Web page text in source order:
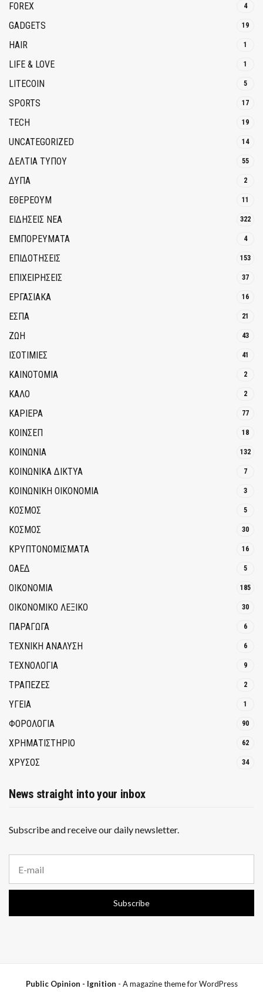
FOREX 4
GADGETS 19
HAIR 1
LIFE & LOVE 1
LITECOIN 5
SPORTS 17
TECH 19
UNCATEGORIZED 14
ΔΕΛΤΙΑ ΤΥΠΟΥ 55
ΔΥΠΑ 2
ΕΘΈΡΕΟΥΜ 11
ΕΙΔΗΣΕΙΣ ΝΕΑ 322
ΕΜΠΟΡΕΥΜΑΤΑ 4
ΕΠΙΔΟΤΗΣΕΙΣ 153
ΕΠΙΧΕΙΡΗΣΕΙΣ 37
ΕΡΓΑΣΙΑΚΑ 16
ΕΣΠΑ 21
ΖΩΗ 43
ΙΣΟΤΙΜΙΕΣ 41
ΚΑΙΝΟΤΟΜΊΑ 2
ΚΑΛΟ 2
ΚΑΡΙΕΡΑ 77
ΚΟΙΝΣΕΠ 18
ΚΟΙΝΩΝΙΑ 132
ΚΟΙΝΩΝΙΚΆ ΔΊΚΤΥΑ 7
ΚΟΙΝΩΝΙΚΉ ΟΙΚΟΝΟΜΊΑ 3
ΚΟΣΜΟΣ 5
ΚΟΣΜΟΣ 30
ΚΡΥΠΤΟΝΟΜΊΣΜΑΤΑ 16
ΟΑΕΔ 5
ΟΙΚΟΝΟΜΙΑ 185
ΟΙΚΟΝΟΜΙΚΟ ΛΕΞΙΚΟ 30
ΠΑΡΑΓΩΓΑ 6
ΤΕΧΝΙΚΗ ΑΝΑΛΥΣΗ 6
ΤΕΧΝΟΛΟΓΙΑ 9
ΤΡΆΠΕΖΕΣ 2
ΥΓΕΙΑ 1
ΦΟΡΟΛΟΓΙΑ 90
ΧΡΗΜΑΤΙΣΤΗΡΙΟ 62
ΧΡΥΣΟΣ 34
News straight into your inbox
Subscribe and receive our daily newsletter.
a
i
a
Subscribe
Public Opinion - Ignition - A magazine theme for WordPress